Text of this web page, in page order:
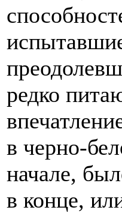
редко
в черно-
начале,
в конце,